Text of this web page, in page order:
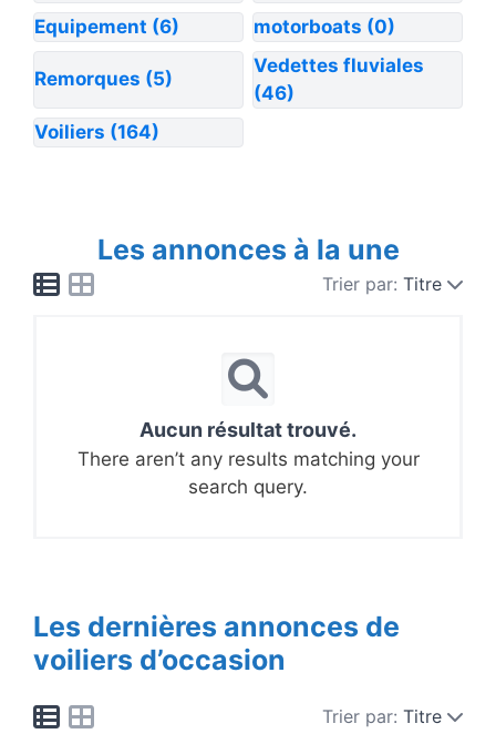
Equipement (6) motorboats (0)
Remorques (5)
Vedettes fluviales
(46)
Voiliers (164)
Les annonces à la une
Trier par: Titre
Aucun résultat trouvé.
There aren’t any results matching your
search query.
Les dernières annonces de
voiliers d’occasion
Trier par: Titre